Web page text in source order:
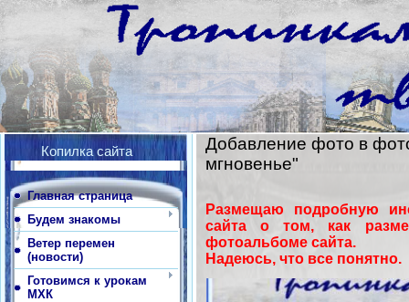
Копилка сайта
Главная страница
Будем знакомы
Ветер перемен
(новости)
Готовимся к урокам
МХК
Добавление фото в
мгновенье"
Размещаю подробную
сайта о том, как
фотоальбоме сайта.
Надеюсь, что все понятно.